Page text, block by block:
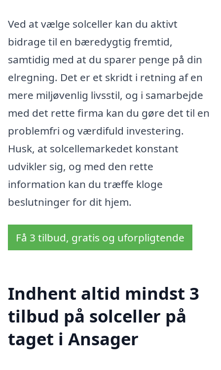
Ved at vælge solceller kan du aktivt
bidrage til en bæredygtig fremtid,
samtidig med at du sparer penge på din
elregning. Det er et skridt i retning af en
mere miljøvenlig livsstil, og i samarbejde
med det rette firma kan du gøre det til en
problemfri og værdifuld investering.
Husk, at solcellemarkedet konstant
udvikler sig, og med den rette
information kan du træffe kloge
beslutninger for dit hjem.
Få 3 tilbud, gratis og uforpligtende
Indhent altid mindst 3
tilbud på solceller på
taget i Ansager